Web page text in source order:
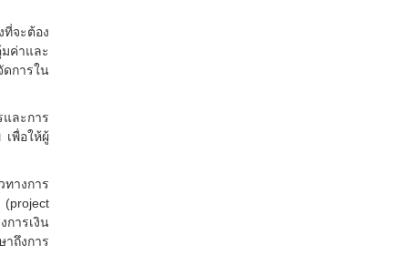
จะต้อง
ค่าและ
ดการใน
ละการ
พื่อให้ผู้
างการ
การเงิน
าถึงการ